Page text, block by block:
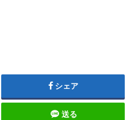
シェア
送る